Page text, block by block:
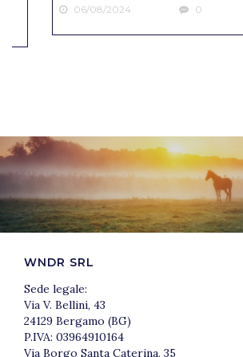
06/08/2024 0
WNDR SRL
Sede legale:
Via V. Bellini, 43
24129 Bergamo (BG)
P.IVA: 03964910164
Via Borgo Santa Caterina, 35